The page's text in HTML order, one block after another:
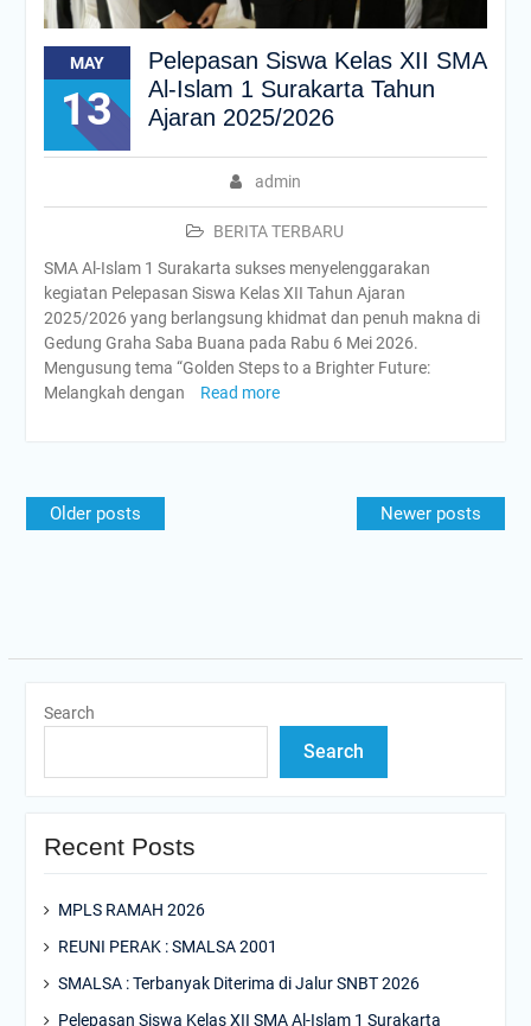
MAY
13
Pelepasan Siswa Kelas XII SMA
Al-Islam 1 Surakarta Tahun
Ajaran 2025/2026
admin
BERITA TERBARU
SMA Al-Islam 1 Surakarta sukses menyelenggarakan
kegiatan Pelepasan Siswa Kelas XII Tahun Ajaran
2025/2026 yang berlangsung khidmat dan penuh makna di
Gedung Graha Saba Buana pada Rabu 6 Mei 2026.
Mengusung tema “Golden Steps to a Brighter Future:
Melangkah dengan
Read more
Posts
navigation
Older posts Newer posts
Search
Search
Recent Posts
MPLS RAMAH 2026
REUNI PERAK : SMALSA 2001
SMALSA : Terbanyak Diterima di Jalur SNBT 2026
Pelepasan Siswa Kelas XII SMA Al-Islam 1 Surakarta